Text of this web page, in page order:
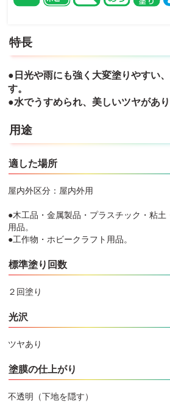
特長
●日光や雨にも強く大変塗りやすい
す。
●水でうすめられ、美しいツヤがあり
用途
適した場所
屋内外区分：屋内外用
●木工品・金属製品・プラスチック・粘土
用品。
●工作物・ホビークラフト用品。
標準塗り回数
２回塗り
光沢
ツヤあり
塗膜の仕上がり
不透明（下地を隠す）